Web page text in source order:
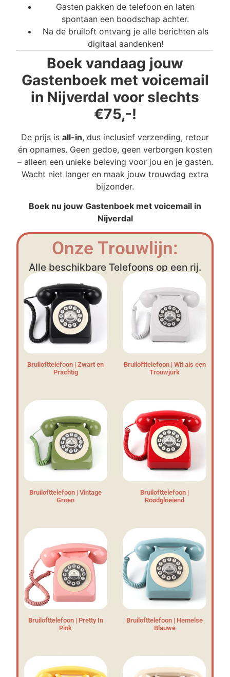
Gasten pakken de telefoon en laten
spontaan een boodschap achter.
Na de bruiloft ontvang je alle berichten als
digitaal aandenken!
Boek vandaag jouw
Gastenboek met voicemail
in Nijverdal voor slechts
€75,-!
De prijs is all-in, dus inclusief verzending, retour
én opnames. Geen gedoe, geen verborgen kosten
– alleen een unieke beleving voor jou en je gasten.
Wacht niet langer en maak jouw trouwdag extra
bijzonder.
Boek nu jouw Gastenboek met voicemail in
Nijverdal
Onze Trouwlijn:
Alle beschikbare Telefoons op een rij.
Bruilofttelefoon | Zwart en
Prachtig
Bruilofttelefoon | Wit als een
Trouwjurk
Bruilofttelefoon | Vintage
Groen
Bruilofttelefoon |
Roodgloeiend
Bruilofttelefoon | Pretty In
Pink
Bruilofttelefoon | Hemelse
Blauwe